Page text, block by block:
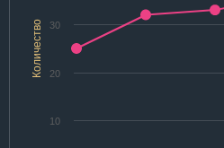
Количество
10
20
30